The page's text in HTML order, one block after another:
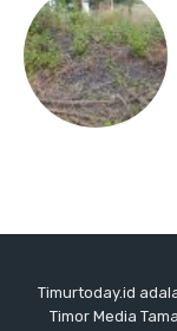
Timurtoday.id
Timor Media